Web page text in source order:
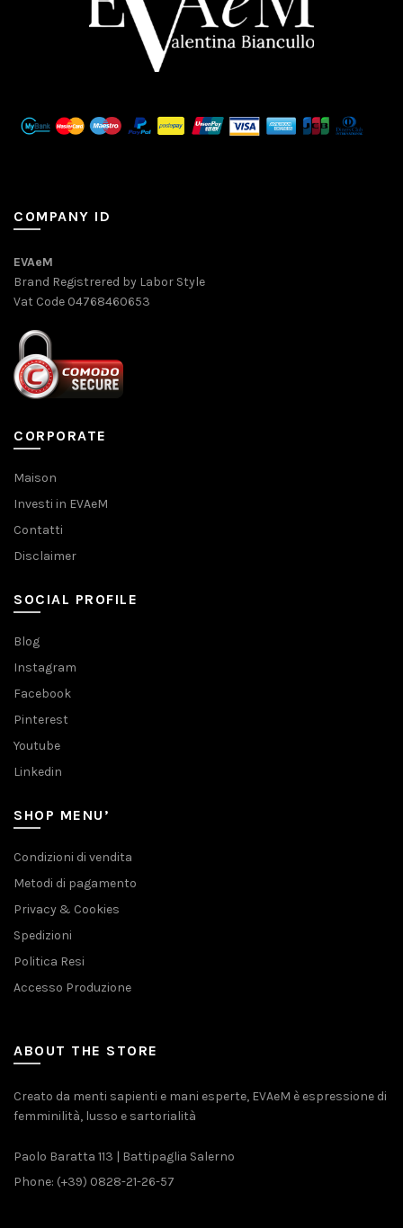
COMPANY ID
EVAeM
Brand Registrered by Labor Style
Vat Code 04768460653
CORPORATE
Maison
Investi in EVAeM
Contatti
Disclaimer
SOCIAL PROFILE
Blog
Instagram
Facebook
Pinterest
Youtube
Linkedin
SHOP MENU’
Condizioni di vendita
Metodi di pagamento
Privacy & Cookies
Spedizioni
Politica Resi
Accesso Produzione
ABOUT THE STORE
Creato da menti sapienti e mani esperte, EVAeM è espressione di
femminilità, lusso e sartorialità
Paolo Baratta 113 | Battipaglia Salerno
Phone: (+39) 0828-21-26-57